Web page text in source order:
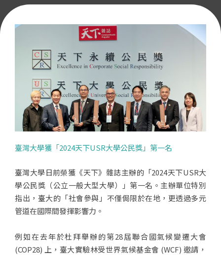
臺灣大學獲「2024天下USR大學公民獎」第一名
臺灣大學日前榮獲《天下》雜誌主辦的「2024天下USR大
學公民獎（公立一般大型大學）」第一名。主辦單位特別
指出，臺大的「社會參與」不僅侷限於在地，更透過多元
管道在國際間發揮影響力。
例如在去年於杜拜舉辦的第28屆聯合國氣候變遷大會
(COP28) 上，臺大實驗林受世界氣候基金會 (WCF) 邀請，